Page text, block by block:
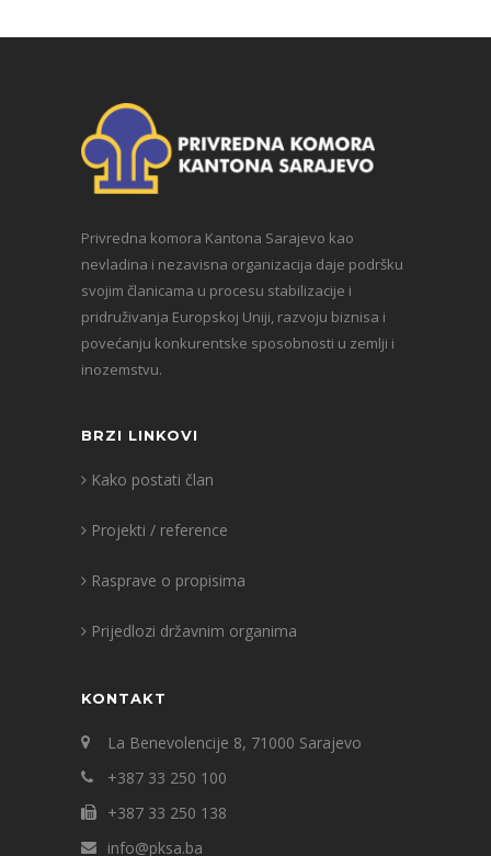
Privredna komora Kantona Sarajevo kao
nevladina i nezavisna organizacija daje podršku
svojim članicama u procesu stabilizacije i
pridruživanja Europskoj Uniji, razvoju biznisa i
povećanju konkurentske sposobnosti u zemlji i
inozemstvu.
BRZI LINKOVI
Kako postati član
Projekti / reference
Rasprave o propisima
Prijedlozi državnim organima
KONTAKT
La Benevolencije 8, 71000 Sarajevo
+387 33 250 100
+387 33 250 138
info@pksa.ba